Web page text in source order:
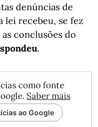
denúncias de
lei recebeu, se fez
conclusões do
.
como fonte
Saber mais
ao Google